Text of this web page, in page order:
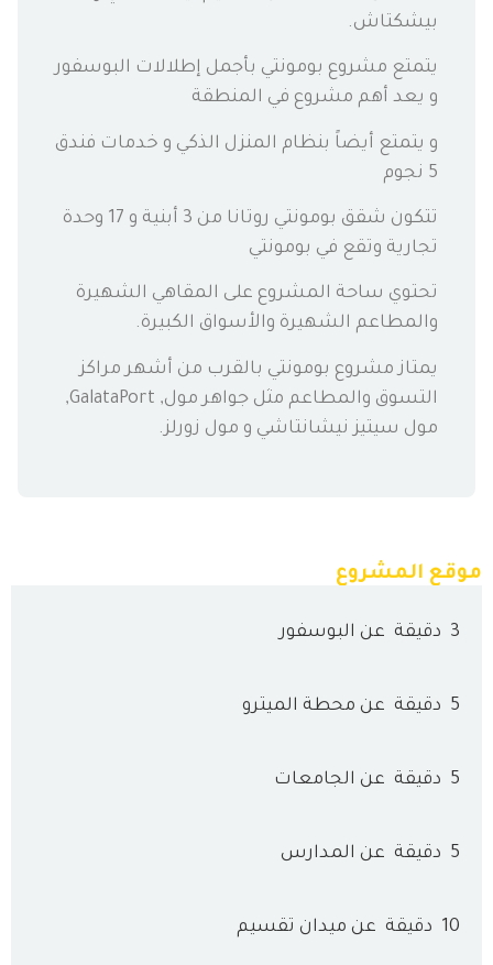
بيشكتاش.
يتمتع مشروع بومونتي بأجمل إطلالات البوسفور
و يعد أهم مشروع في المنطقة
و يتمتع أيضاً بنظام المنزل الذكي و خدمات فندق
5 نجوم
تتكون شقق بومونتي روتانا من 3 أبنية و 17 وحدة
تجارية وتقع في بومونتي
تحتوي ساحة المشروع على المقاهي الشهيرة
والمطاعم الشهيرة والأسواق الكبيرة.
يمتاز مشروع بومونتي بالقرب من أشهر مراكز
التسوق والمطاعم مثل جواهر مول, GalataPort,
مول سيتيز نيشانتاشي و مول زورلز.
موقع المشروع
3 دقيقة عن البوسفور
5 دقيقة عن محطة الميترو
5 دقيقة عن الجامعات
5 دقيقة عن المدارس
10 دقيقة عن ميدان تقسيم